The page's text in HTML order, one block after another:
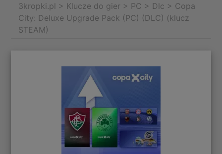
3kropki.pl > Klucze do gier > PC > Dlc > Copa
City: Deluxe Upgrade Pack (PC) (DLC) (klucz
STEAM)